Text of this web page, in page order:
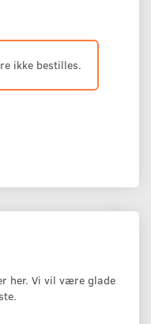
ikke bestilles.
her. Vi vil være glade